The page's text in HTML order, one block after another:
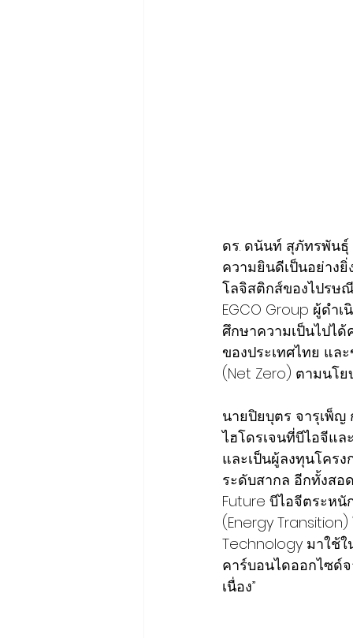
ดร. ดนันท์ สุภัทรพัน
ความยินดีเป็นอย่าง
โลจิสติกส์ของไปรษ
EGCO Group ผู้ดำ
ศึกษาความเป็นไปไ
ของประเทศไทย แล
(Net Zero) ตามนโ
นายปิยบุตร จารุเพ็ญ
ไฮโดรเจนที่บีไอจีแ
และเป็นผู้ลงทุนโคร
ระดับสากล อีกทั้งส
Future บีไอจีตระห
(Energy
Technology มาใช้
คาร์บอนไดออกไซด์
เนื่อง”